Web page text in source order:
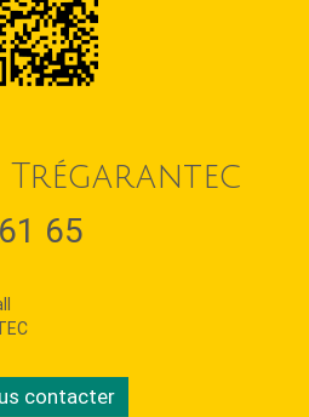
Trégarantec
65
contacter